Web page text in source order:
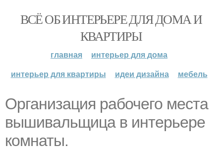
ВСЁ ОБ ИНТЕРЬЕРЕ ДЛЯ ДОМА И
КВАРТИРЫ
главная
интерьер для дома
интерьер для квартиры
идеи дизайна мебель
Организация рабочего места
вышивальщица в интерьере
комнаты.